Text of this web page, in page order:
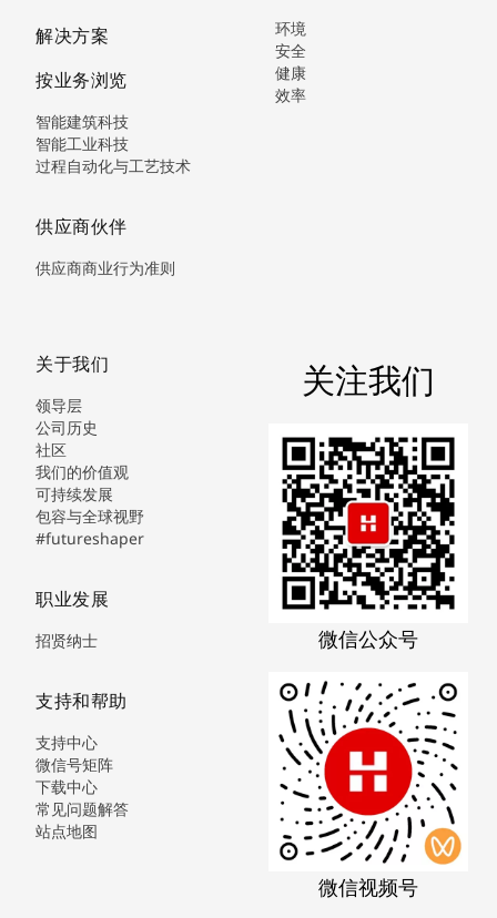
解决方案
按业务浏览
智能建筑科技
智能工业科技
过程自动化与工艺技术
供应商伙伴
供应商商业行为准则
环境
安全
健康
效率
关于我们
领导层
公司历史
社区
我们的价值观
可持续发展
包容与全球视野
#futureshaper
职业发展
招贤纳士
支持和帮助
支持中心
微信号矩阵
下载中心
常见问题解答
站点地图
关注我们
微信公众号
微信视频号